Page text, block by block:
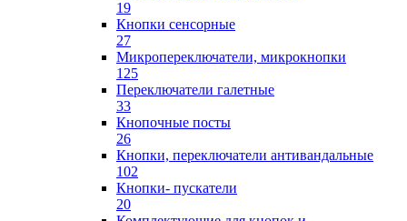
19
Кнопки сенсорные
27
Микропереключатели, микрокнопки
125
Переключатели галетные
33
Кнопочные посты
26
Кнопки, переключатели антивандальные
102
Кнопки- пускатели
20